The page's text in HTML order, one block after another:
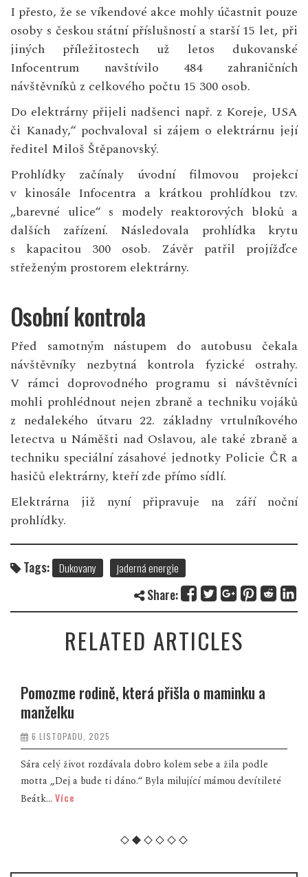
I přesto, že se víkendové akce mohly účastnit pouze
osoby s českou státní příslušností a starší 15 let, při
jiných příležitostech už letos dukovanské
Infocentrum navštívilo 484 zahraničních
návštěvníků z celkového počtu 15 300 osob.
Do elektrárny přijeli nadšenci např. z Koreje, USA
či Kanady,“ pochvaloval si zájem o elektrárnu její
ředitel Miloš Štěpanovský.
Prohlídky začínaly úvodní filmovou projekcí
v kinosále Infocentra a krátkou prohlídkou tzv.
„barevné ulice“ s modely reaktorových bloků a
dalších zařízení. Následovala prohlídka krytu
s kapacitou 300 osob. Závěr patřil projížďce
střeženým prostorem elektrárny.
Osobní kontrola
Před samotným nástupem do autobusu čekala
návštěvníky nezbytná kontrola fyzické ostrahy.
V rámci doprovodného programu si návštěvníci
mohli prohlédnout nejen zbraně a techniku vojáků
z nedalekého útvaru 22. základny vrtulníkového
letectva u Náměšti nad Oslavou, ale také zbraně a
techniku speciální zásahové jednotky Policie ČR a
hasičů elektrárny, kteří zde přímo sídlí.
Elektrárna již nyní připravuje na září noční
prohlídky.
Tags: Dukovany jaderná energie
Share:
RELATED ARTICLES
Pomozme rodině, která přišla o maminku a
manželku
6 LISTOPADU, 2025
Sára celý život rozdávala dobro kolem sebe a žila podle
motta „Dej a bude ti dáno.“ Byla milující mámou devítileté
Beátk... Více